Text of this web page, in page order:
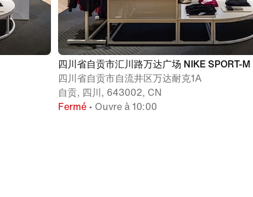
四川省自贡市汇川路万达广场 NIKE SPORT-M
四川省自贡市自流井区万达耐克1A
自贡, 四川, 643002, CN
Fermé• Ouvre à 10:00